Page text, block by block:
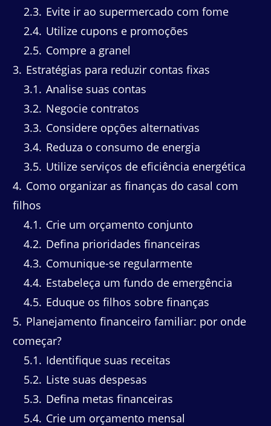
2.3 Evite ir ao supermercado com fome
2.4 Utilize cupons e promoções
2.5 Compre a granel
3 Estratégias para reduzir contas fixas
3.1
Analise suas contas
3.2 Negocie contratos
3.3 Considere opções alternativas
3.4 Reduza o consumo de energia
3.5 Utilize serviços de eficiência energética
4 Como organizar as finanças do casal com
filhos
4.1
Crie um orçamento conjunto
4.2 Defina prioridades financeiras
4.3 Comunique-se regularmente
4.4 Estabeleça um fundo de emergência
4.5 Eduque os filhos sobre finanças
5 Planejamento financeiro familiar: por onde
começar?
5.1
Identifique suas receitas
5.2 Liste suas despesas
5.3 Defina metas financeiras
5.4 Crie um orçamento mensal